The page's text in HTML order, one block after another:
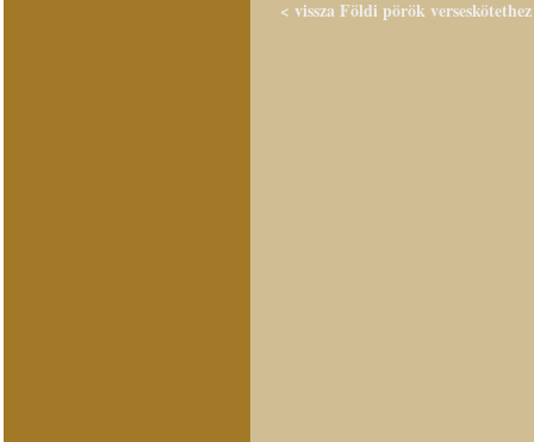
< vissza Földi pörök verseskötethez